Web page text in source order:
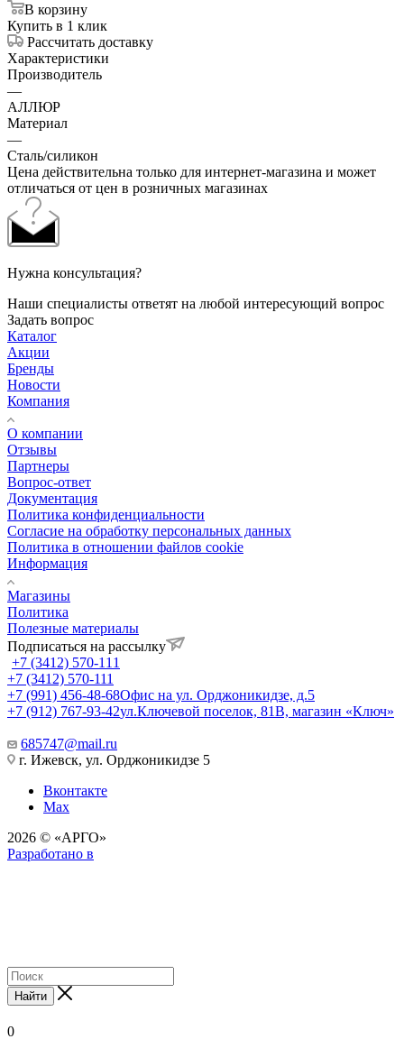
В корзину
Купить в 1 клик
Рассчитать доставку
Характеристики
Производитель
—
АЛЛЮР
Материал
—
Сталь/силикон
Цена действительна только для интернет-магазина и может
отличаться от цен в розничных магазинах
Нужна консультация?
Наши специалисты ответят на любой интересующий вопрос
Задать вопрос
Каталог
Акции
Бренды
Новости
Компания
О компании
Отзывы
Партнеры
Вопрос-ответ
Документация
Политика конфиденциальности
Согласие на обработку персональных данных
Политика в отношении файлов cookie
Информация
Магазины
Политика
Полезные материалы
Подписаться на рассылку
+7 (3412) 570-111
+7 (3412) 570-111
+7 (991) 456-48-68Офис на ул. Орджоникидзе, д.5
+7 (912) 767-93-42ул.Ключевой поселок, 81В, магазин «Ключ»
685747@mail.ru
г. Ижевск, ул. Орджоникидзе 5
Вконтакте
Max
2026 © «АРГО»
Разработано в
Найти
0